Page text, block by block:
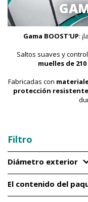
Gama BOOST'UP:
Saltos suaves y
muelles de 210
Fabricadas con
protección resistente
Filtro
Diámetro exterior
El contenido del